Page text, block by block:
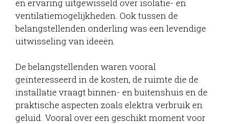
en ervaring uitgewisseld over isolatie- en
ventilatiemogelijkheden. Ook tussen de
belangstellenden onderling was een levendige
uitwisseling van ideeën.
De belangstellenden waren vooral
geïnteresseerd in de kosten, de ruimte die de
installatie vraagt binnen- en buitenshuis en de
praktische aspecten zoals elektra verbruik en
geluid. Vooral over een geschikt moment voor